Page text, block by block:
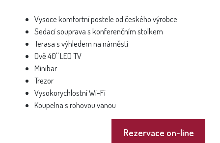
Vysoce komfortní postele od českého výrobce
Sedací souprava s konferenčním stolkem
Terasa s výhledem na náměstí
Dvě 40"LED TV
Minibar
Trezor
Vysokorychlostní Wi-Fi
Koupelna s rohovou vanou
Rezervace on-line